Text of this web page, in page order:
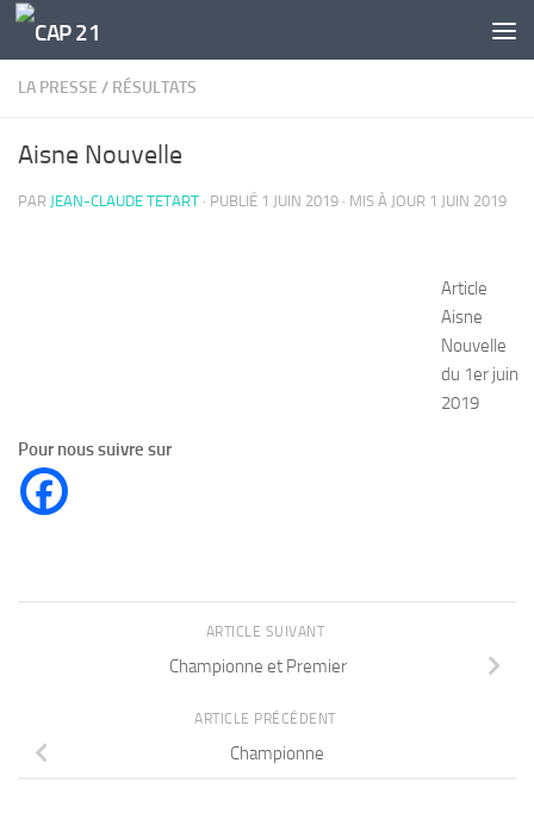
Skip to content
LA PRESSE / RÉSULTATS
Aisne Nouvelle
PAR JEAN-CLAUDE TETART · PUBLIÉ 1 JUIN 2019 · MIS À JOUR 1 JUIN 2019
Article
Aisne
Nouvelle
du 1er juin
2019
Pour nous suivre sur
ARTICLE SUIVANT
Championne et Premier
ARTICLE PRÉCÉDENT
Championne